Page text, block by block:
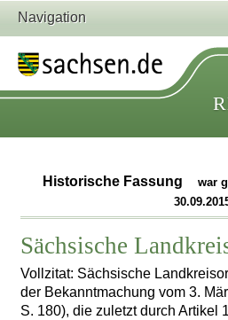
Navigation
Historische Fassung
war
Sächsische
Vollzitat: Sächsische
der Bekanntmachung vom 3.
S. 180), die zuletzt durch Artikel